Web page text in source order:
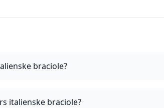
braciole?
italienske braciole?